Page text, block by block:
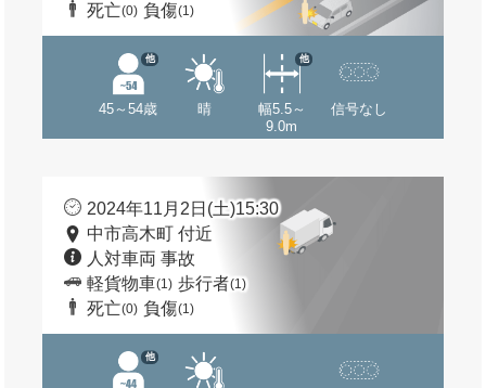
死亡(0) 負傷(1)
45～54歳
他
晴
幅5.5～
9.0m
他
信号なし
2024年11月2日(土)15:30
中市高木町 付近
人対車両 事故
軽貨物車(1) 歩行者(1)
死亡(0) 負傷(1)
他